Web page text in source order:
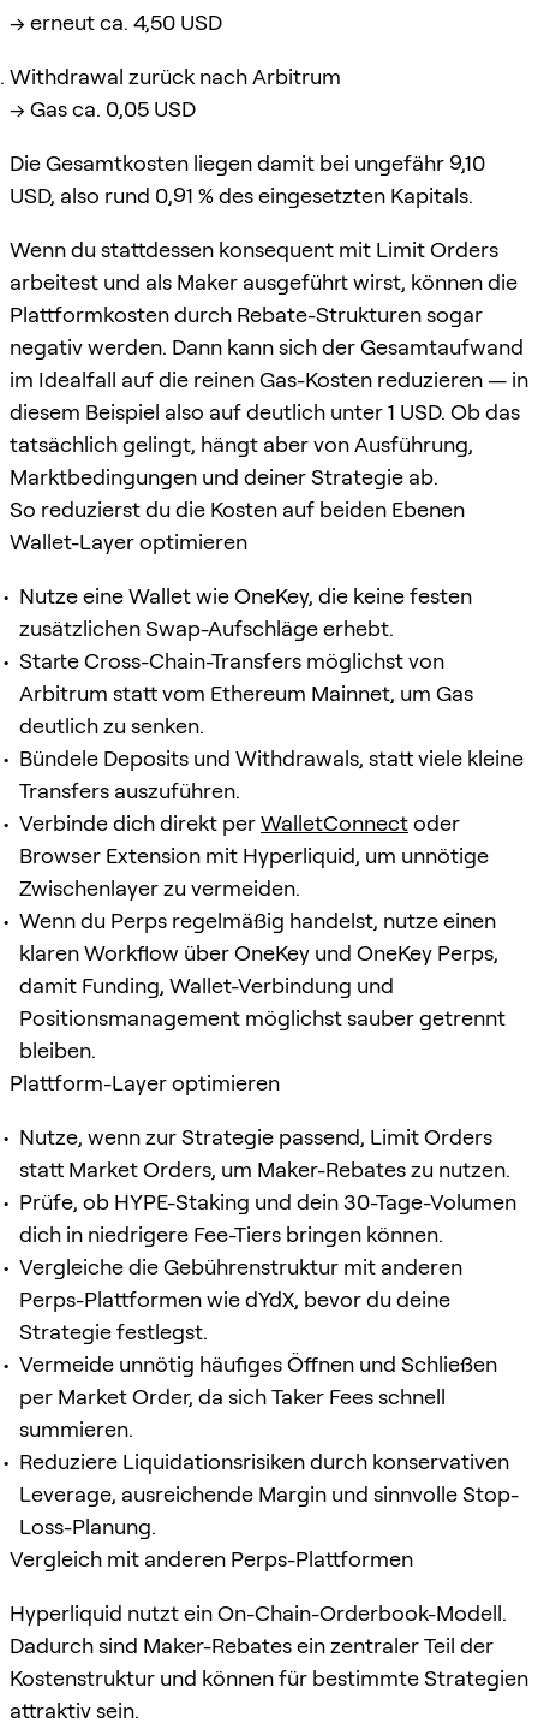
→ erneut ca. 4,50 USD
Withdrawal zurück nach Arbitrum
→ Gas ca. 0,05 USD
Die Gesamtkosten liegen damit bei ungefähr 9,10
USD, also rund 0,91 % des eingesetzten Kapitals.
Wenn du stattdessen konsequent mit Limit Orders
arbeitest und als Maker ausgeführt wirst, können die
Plattformkosten durch Rebate-Strukturen sogar
negativ werden. Dann kann sich der Gesamtaufwand
im Idealfall auf die reinen Gas-Kosten reduzieren — in
diesem Beispiel also auf deutlich unter 1 USD. Ob das
tatsächlich gelingt, hängt aber von Ausführung,
Marktbedingungen und deiner Strategie ab.
So reduzierst du die Kosten auf beiden Ebenen
Wallet-Layer optimieren
Nutze eine Wallet wie OneKey, die keine festen
zusätzlichen Swap-Aufschläge erhebt.
Starte Cross-Chain-Transfers möglichst von
Arbitrum statt vom Ethereum Mainnet, um Gas
deutlich zu senken.
Bündele Deposits und Withdrawals, statt viele kleine
Transfers auszuführen.
Verbinde dich direkt perWalletConnectoder
Browser Extension mit Hyperliquid, um unnötige
Zwischenlayer zu vermeiden.
Wenn du Perps regelmäßig handelst, nutze einen
klaren Workflow über OneKey und OneKey Perps,
damit Funding, Wallet-Verbindung und
Positionsmanagement möglichst sauber getrennt
bleiben.
Plattform-Layer optimieren
Nutze, wenn zur Strategie passend, Limit Orders
statt Market Orders, um Maker-Rebates zu nutzen.
Prüfe, ob HYPE-Staking und dein 30-Tage-Volumen
dich in niedrigere Fee-Tiers bringen können.
Vergleiche die Gebührenstruktur mit anderen
Perps-Plattformen wie dYdX, bevor du deine
Strategie festlegst.
Vermeide unnötig häufiges Öffnen und Schließen
per Market Order, da sich Taker Fees schnell
summieren.
Reduziere Liquidationsrisiken durch konservativen
Leverage, ausreichende Margin und sinnvolle Stop-
Loss-Planung.
Vergleich mit anderen Perps-Plattformen
Hyperliquid nutzt ein On-Chain-Orderbook-Modell.
Dadurch sind Maker-Rebates ein zentraler Teil der
Kostenstruktur und können für bestimmte Strategien
attraktiv sein.